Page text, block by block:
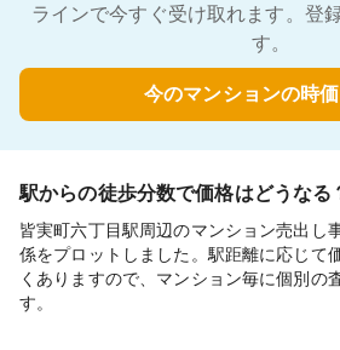
ラインで今すぐ受け取れます。登
す。
今のマンションの時
駅からの徒歩分数で価格はどうなる
皆実町六丁目駅周辺のマンション売出し
係をプロットしました。駅距離に応じて
くありますので、マンション毎に個別の
す。